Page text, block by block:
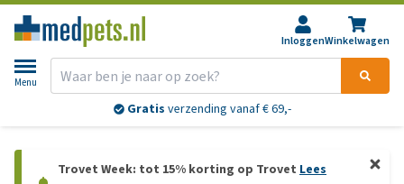
InloggenWinkelwagen
Menu
Gratis verzending vanaf € 69,-
Trovet Week: tot 15% korting op Trovet Lees